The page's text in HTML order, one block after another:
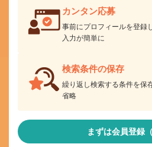
カンタン応募
事前にプロフィールを登録
入力が簡単に
検索条件の保存
繰り返し検索する条件を保
省略
まずは会員登録